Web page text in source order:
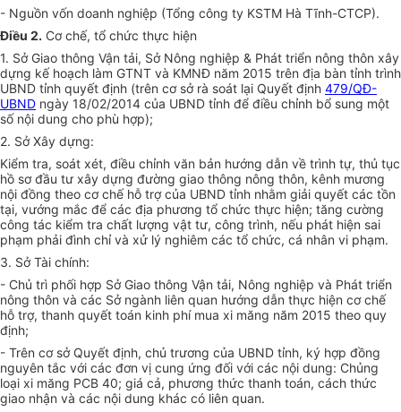
- Nguồn vốn doanh nghiệp (Tổng công ty KSTM Hà Tĩnh-CTCP).
Điều 2. Cơ chế, tổ chức thực hiện
1. Sở Giao thông Vận tải, Sở Nông nghiệp & Phát triển nông thôn xây
dựng kế hoạch làm GTNT và KMNĐ năm 2015 trên địa bàn tỉnh trình
UBND tỉnh quyết định (trên cơ sở rà soát lại Quyết định 479/QĐ-
UBND ngày 18/02/2014 của UBND tỉnh để điều chỉnh bổ sung một
số nội dung cho phù hợp);
2. Sở Xây dựng:
Kiểm tra, soát xét, điều chỉnh văn bản hướng dẫn về trình tự, thủ tục
hồ sơ đầu tư xây dựng đường giao thông nông thôn, kênh mương
nội đồng theo cơ chế hỗ trợ của UBND tỉnh nhằm giải quyết các tồn
tại, vướng mắc để các địa phương tổ chức thực hiện; tăng cường
công tác kiểm tra chất lượng vật tư, công trình, nếu phát hiện sai
phạm phải đình chỉ và xử lý nghiêm các tổ chức, cá nhân vi phạm.
3. Sở Tài chính:
- Chủ trì phối hợp Sở Giao thông Vận tải, Nông nghiệp và Phát triển
nông thôn và các Sở ngành liên quan hướng dẫn thực hiện cơ chế
hỗ trợ, thanh quyết toán kinh phí mua xi măng năm 2015 theo quy
định;
- Trên cơ sở Quyết định, chủ trương của UBND tỉnh, ký hợp đồng
nguyên tắc với các đơn vị cung ứng đối với các nội dung: Chủng
loại xi măng PCB 40; giá cả, phương thức thanh toán, cách thức
giao nhận và các nội dung khác có liên quan.